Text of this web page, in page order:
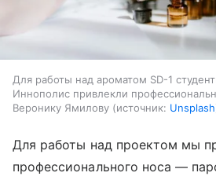
Для работы над ароматом SD-1
Иннополис привлекли
Веронику Ямилову
источник: Unsplash
Для работы над проектом мы
профессионального носа —